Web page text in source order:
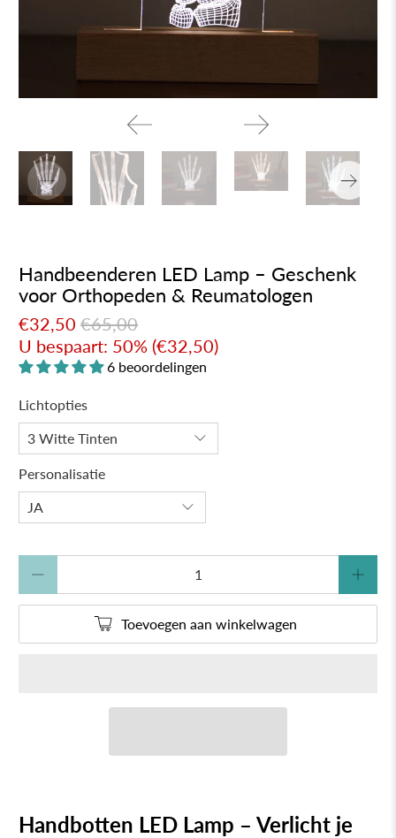
Handbeenderen LED Lamp – Geschenk
voor Orthopeden & Reumatologen
€32,50 €65,00
U bespaart: 50% (€32,50)
6 beoordelingen
Lichtopties
Personalisatie
Toevoegen aan winkelwagen
Handbotten LED Lamp – Verlicht je